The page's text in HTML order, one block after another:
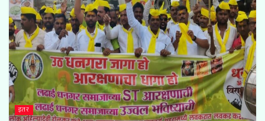
इतर